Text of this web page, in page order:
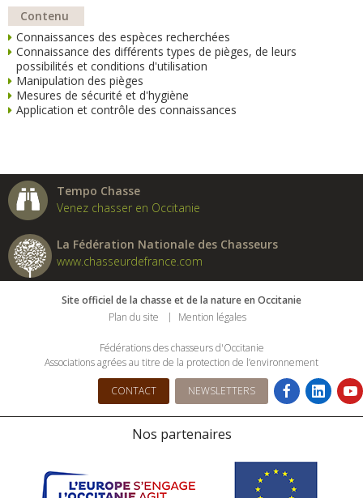
Contenu
Connaissances des espèces recherchées
Connaissance des différents types de pièges, de leurs
possibilités et conditions d'utilisation
Manipulation des pièges
Mesures de sécurité et d'hygiène
Application et contrôle des connaissances
Tempo Chasse
Venez chasser en Occitanie
La Fédération Nationale des Chasseurs
www.chasseurdefrance.com
Site officiel de la chasse et de la nature en Occitanie
Plan du site
Mention légales
Fédérations des chasseurs d'Occitanie
Associations agrées au titre de la protection de l’environnement
CONTACT NEWSLETTERS
Nos partenaires